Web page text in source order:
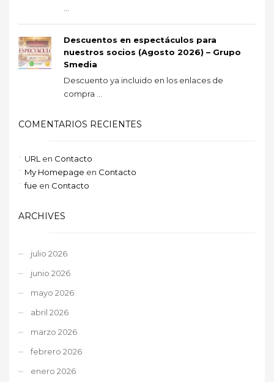
Descuentos en espectáculos para
nuestros socios (Agosto 2026) – Grupo
Smedia
Descuento ya incluido en los enlaces de
compra ...
COMENTARIOS RECIENTES
URL en Contacto
My Homepage en Contacto
fue en Contacto
ARCHIVES
julio 2026
junio 2026
mayo 2026
abril 2026
marzo 2026
febrero 2026
enero 2026